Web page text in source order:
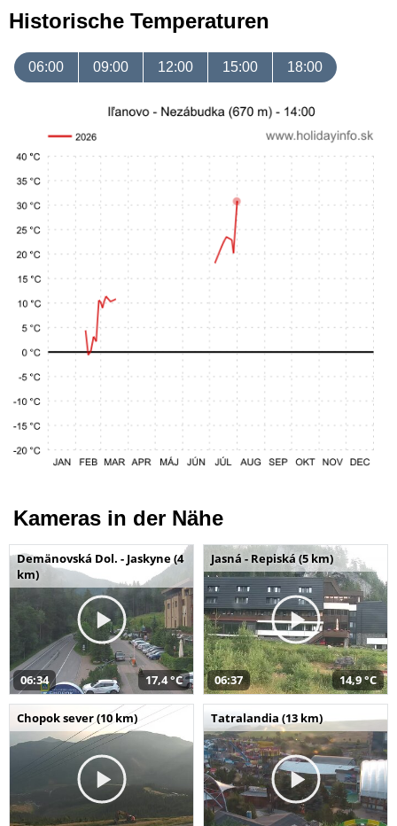
Historische Temperaturen
06:00 09:00 12:00 15:00 18:00
Kameras in der Nähe
Demänovská Dol. - Jaskyne (4
km)
06:34 17,4 °C
Jasná - Repiská (5 km)
06:37 14,9 °C
Chopok sever (10 km) Tatralandia (13 km)